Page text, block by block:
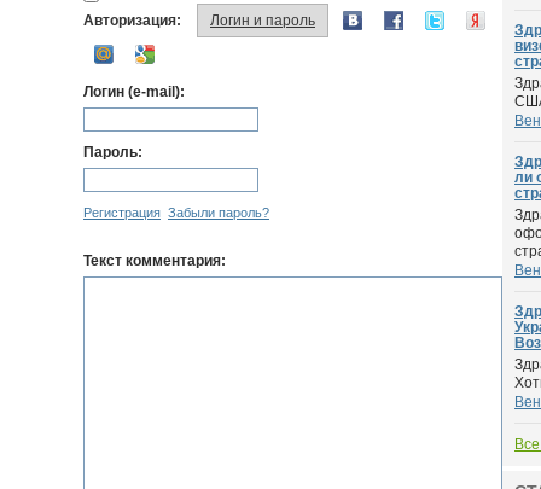
Авторизация: Логин и пароль
Логин (e-mail):
Пароль:
Регистрация Забыли пароль?
Текст комментария:
ли